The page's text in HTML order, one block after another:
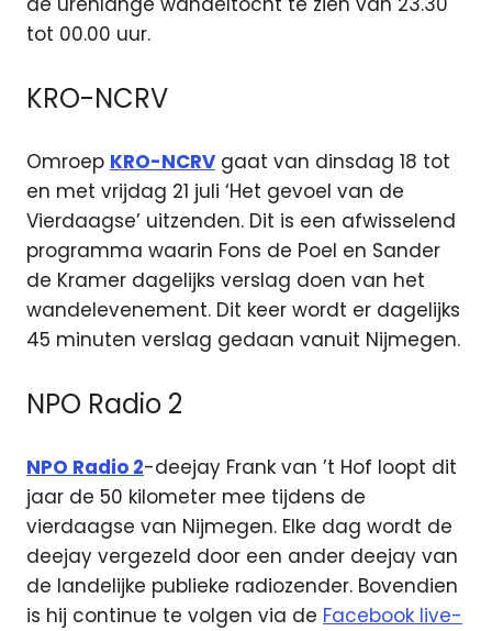
tot 00.00 uur.
KRO-NCRV
Omroep KRO-NCRV gaat van dinsdag 18 tot
en met vrijdag 21 juli ‘Het gevoel van de
Vierdaagse’ uitzenden. Dit is een afwisselend
programma waarin Fons de Poel en Sander
de Kramer dagelijks verslag doen van het
wandelevenement. Dit keer wordt er dagelijks
45 minuten verslag gedaan vanuit Nijmegen.
NPO Radio 2
NPO Radio 2-deejay Frank van ’t Hof loopt dit
jaar de 50 kilometer mee tijdens de
vierdaagse van Nijmegen. Elke dag wordt de
deejay vergezeld door een ander deejay van
de landelijke publieke radiozender. Bovendien
is hij continue te volgen via de Facebook live-